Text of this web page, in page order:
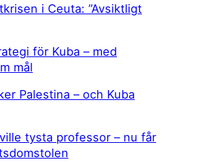
i Ceuta: ”Avsiktligt
för Kuba – med
mål
Palestina – och Kuba
tysta professor – nu får